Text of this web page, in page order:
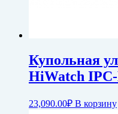
Купольная
HiWatch
23,090.00₽ В корзину